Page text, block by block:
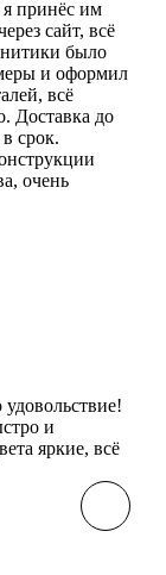
я принёс им
сайт, всё
было
и оформил
всё
Доставка до
срок.
очень
и
яркие, всё